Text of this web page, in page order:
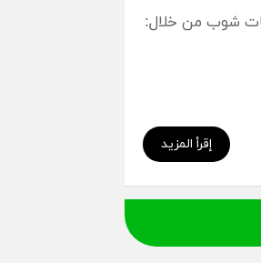
إقرأ المزيد
شوب من خلال:
على موقعنا.